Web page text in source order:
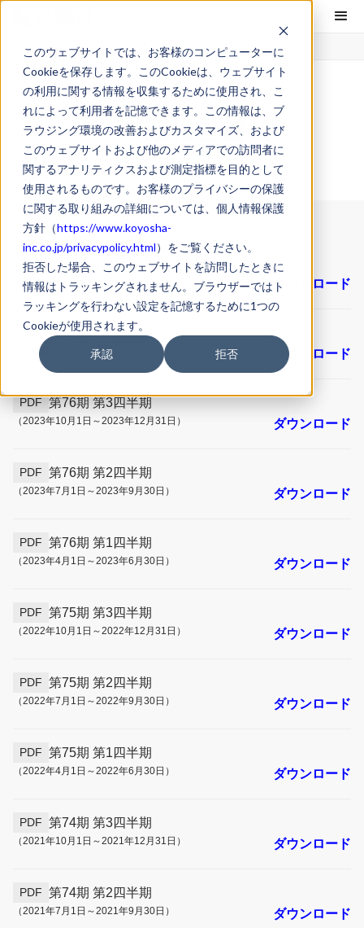
このウェブサイトでは、お客様のコンピューターに
Cookieを保存します。このCookieは、ウェブサイト
の利用に関する情報を収集するために使用され、こ
れによって利用者を記憶できます。この情報は、ブ
ラウジング環境の改善およびカスタマイズ、および
このウェブサイトおよび他のメディアでの訪問者に
関するアナリティクスおよび測定指標を目的として
使用されるものです。お客様のプライバシーの保護
に関する取り組みの詳細については、個人情報保護
方針（https://www.koyosha-
inc.co.jp/privacypolicy.html）をご覧ください。
拒否した場合、このウェブサイトを訪問したときに
情報はトラッキングされません。ブラウザーではト
ラッキングを行わない設定を記憶するために1つの
Cookieが使用されます。
承認 拒否
ホーム IR情報 半期報告書
半期報告書
PDF 第78期 半期報告書
（2025年4月1日～2025年9月30日） ダウンロード
PDF 第77期 半期報告書
（2024年4月1日～2024年9月30日） ダウンロード
PDF 第76期 第3四半期
（2023年10月1日～2023年12月31日） ダウンロード
PDF 第76期 第2四半期
（2023年7月1日～2023年9月30日） ダウンロード
PDF 第76期 第1四半期
（2023年4月1日～2023年6月30日） ダウンロード
PDF 第75期 第3四半期
（2022年10月1日～2022年12月31日） ダウンロード
PDF 第75期 第2四半期
（2022年7月1日～2022年9月30日） ダウンロード
PDF 第75期 第1四半期
（2022年4月1日～2022年6月30日） ダウンロード
PDF 第74期 第3四半期
（2021年10月1日～2021年12月31日） ダウンロード
PDF 第74期 第2四半期
（2021年7月1日～2021年9月30日） ダウンロード